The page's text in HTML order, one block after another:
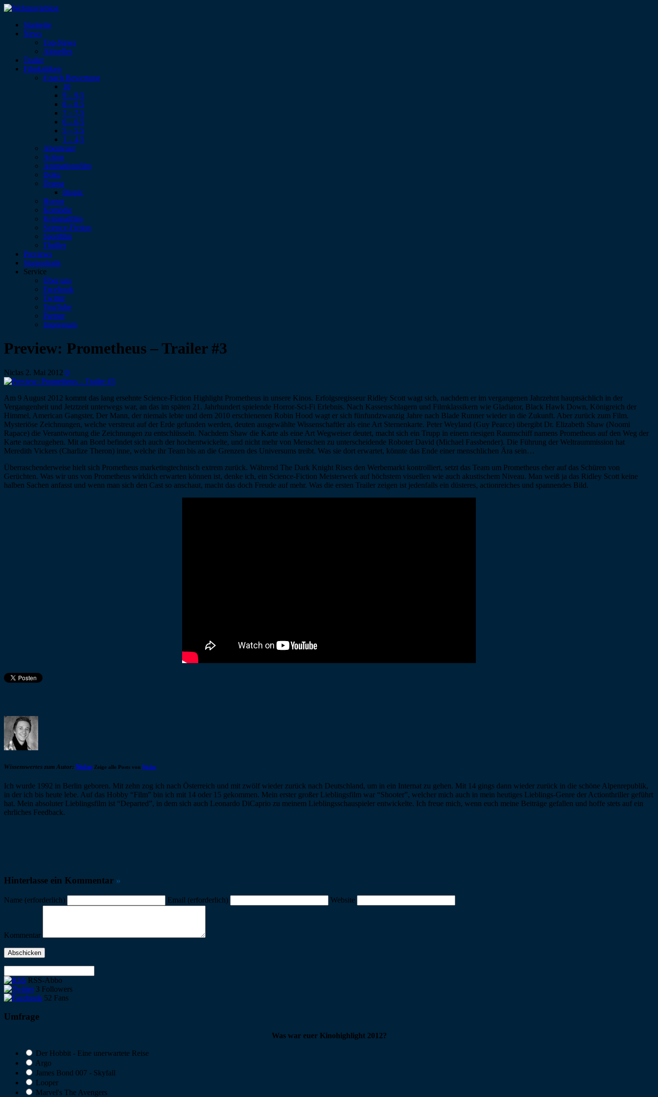
Startseite
News
Top-News
Aktuelles
Trailer
Filmkritiken
# nach Bewertung
10
9 – 9,5
8 – 8,5
7 – 7,5
6 – 6,5
5 – 5,5
1 – 4,5
Abenteuer
Action
Animationsfilm
Doku
Drama
Biopic
Horror
Komödie
Kriminalfilm
Science-Fiction
Sportfilm
Thriller
Previews
Starportraits
Service
Über uns
Facebook
Twitter
YouTube
Partner
Impressum
Preview: Prometheus – Trailer #3
Niclas 2. Mai 2012 0
Am 9 August 2012 kommt das lang ersehnte Science-Fiction Highlight Prometheus in unsere Kinos. Erfolgsregisseur Ridley Scott wagt sich, nachdem er im vergangenen Jahrzehnt hauptsächlich in der
Vergangenheit und Jetztzeit unterwegs war, an das im späten 21. Jahrhundert spielende Horror-Sci-Fi Erlebnis. Nach Kassenschlagern und Filmklassikern wie Gladiator, Black Hawk Down, Königreich der
Himmel, American Gangster, Der Mann, der niemals lebte und dem 2010 erschienenen Robin Hood wagt er sich fünfundzwanzig Jahre nach Blade Runner wieder in die Zukunft. Aber zurück zum Film.
Mysteriöse Zeichnungen, welche verstreut auf der Erde gefunden werden, deuten ausgewählte Wissenschaftler als eine Art Sternenkarte. Peter Weyland (Guy Pearce) übergibt Dr. Elizabeth Shaw (Noomi
Rapace) die Verantwortung die Zeichnungen zu entschlüsseln. Nachdem Shaw die Karte als eine Art Wegweiser deutet, macht sich ein Trupp in einem riesigen Raumschiff namens Prometheus auf den Weg der
Karte nachzugehen. Mit an Bord befindet sich auch der hochentwickelte, und nicht mehr von Menschen zu unterscheidende Roboter David (Michael Fassbender). Die Führung der Weltraummission hat
Meredith Vickers (Charlize Theron) inne, welche ihr Team bis an die Grenzen des Universums treibt. Was sie dort erwartet, könnte das Ende einer menschlichen Ära sein…
Überraschenderweise hielt sich Prometheus marketingtechnisch extrem zurück. Während The Dark Knight Rises den Werbemarkt kontrolliert, setzt das Team um Prometheus eher auf das Schüren von
Gerüchten. Was wir uns von Prometheus wirklich erwarten können ist, denke ich, ein Science-Fiction Meisterwerk auf höchstem visuellen wie auch akustischem Niveau. Man weiß ja das Ridley Scott keine
halben Sachen anfasst und wenn man sich den Cast so anschaut, macht das doch Freude auf mehr. Was die ersten Trailer zeigen ist jedenfalls ein düsteres, actionreiches und spannendes Bild.
Wissenswertes zum Autor: Niclas Zeige alle Posts von Niclas
Ich wurde 1992 in Berlin geboren. Mit zehn zog ich nach Österreich und mit zwölf wieder zurück nach Deutschland, um in ein Internat zu gehen. Mit 14 gings dann wieder zurück in die schöne Alpenrepublik,
in der ich bis heute lebe. Auf das Hobby “Film” bin ich mit 14 oder 15 gekommen. Mein erster großer Lieblingsfilm war “Shooter”, welcher mich auch in mein heutiges Lieblings-Genre der Actionthriller geführt
hat. Mein absoluter Lieblingsfilm ist “Departed”, in dem sich auch Leonardo DiCaprio zu meinem Lieblingsschauspieler entwickelte. Ich freue mich, wenn euch meine Beiträge gefallen und hoffe stets auf ein
ehrliches Feedback.
Hinterlasse ein Kommentar »
Name (erforderlich) Email (erforderlich) Website
Kommentar
RSS-Abbo
3 Followers
52 Fans
Umfrage
Was war euer Kinohighlight 2012?
Der Hobbit - Eine unerwartete Reise
Argo
James Bond 007 - Skyfall
Looper
Marvel's The Avengers